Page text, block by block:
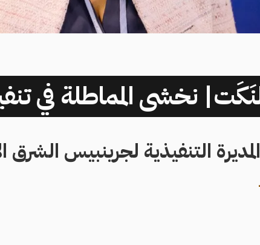
نخشى المماطلة في
التنفيذية لجرينبيس الشرق